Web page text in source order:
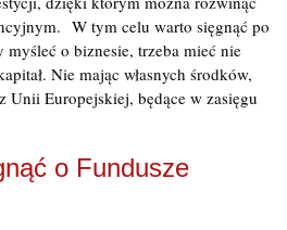
W tym celu warto sięgnąć po
o biznesie, trzeba mieć nie
Nie mając własnych środków,
Unii Europejskiej, będące w zasięgu
o Fundusze